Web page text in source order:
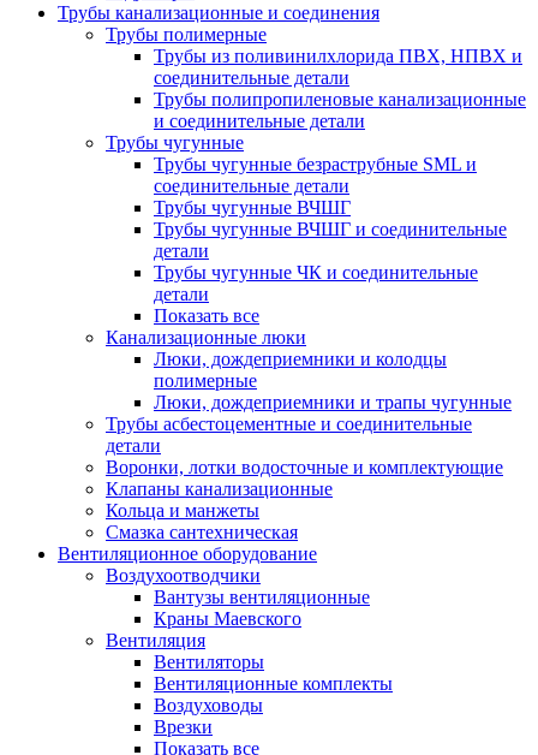
Трубы канализационные и соединения
Трубы полимерные
Трубы из поливинилхлорида ПВХ, НПВХ и
соединительные детали
Трубы полипропиленовые канализационные
и соединительные детали
Трубы чугунные
Трубы чугунные безраструбные SML и
соединительные детали
Трубы чугунные ВЧШГ
Трубы чугунные ВЧШГ и соединительные
детали
Трубы чугунные ЧК и соединительные
детали
Показать все
Канализационные люки
Люки, дождеприемники и колодцы
полимерные
Люки, дождеприемники и трапы чугунные
Трубы асбестоцементные и соединительные
детали
Воронки, лотки водосточные и комплектующие
Клапаны канализационные
Кольца и манжеты
Смазка сантехническая
Вентиляционное оборудование
Воздухоотводчики
Вантузы вентиляционные
Краны Маевского
Вентиляция
Вентиляторы
Вентиляционные комплекты
Воздуховоды
Врезки
Показать все